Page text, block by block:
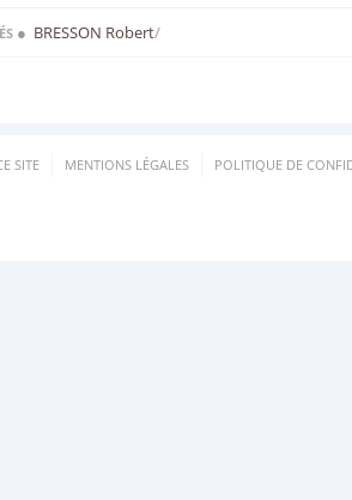
● BRESSON Robert/
SITE MENTIONS LÉGALES POLITIQUE DE